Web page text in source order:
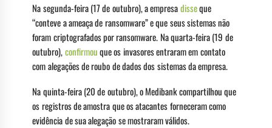
Na segunda-feira (17 de outubro), a empresadisseque
“conteve a ameaça de ransomware” e que seus sistemas não
foram criptografados por ransomware. Na quarta-feira (19 de
outubro),confirmouque os invasores entraram em contato
com alegações de roubo de dados dos sistemas da empresa.
Na quinta-feira (20 de outubro), o Medibank compartilhou que
os registros de amostra que os atacantes forneceram como
evidência de sua alegação se mostraram válidos.